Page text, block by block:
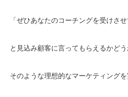
「ぜひあなたのコーチングを受けさせ
と見込み顧客に言ってもらえるかどう
そのような理想的なマーケティングを